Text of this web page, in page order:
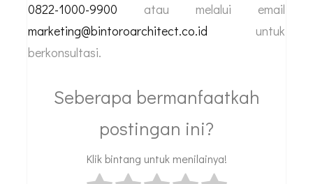
0822-1000-9900 atau melalui email
marketing@bintoroarchitect.co.id untuk
berkonsultasi.
Seberapa bermanfaatkah
postingan ini?
Klik bintang untuk menilainya!